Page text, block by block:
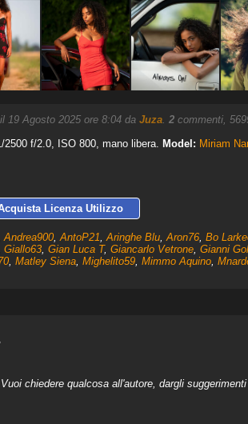
19 Agosto 2025 ore 8:04 da Juza. 2commenti,
2500 f/2.0, ISO 800, mano libera. Model: Miriam
Licenza Utilizzo
Andrea900,AntoP21,Aringhe Blu,Aron76, Bo
Giallo63, Gian Luca T, Giancarlo Vetrone, Gianni
, Matley Siena, Mighelito59, Mimmo Aquino,
chiedere qualcosa all'autore, dargli